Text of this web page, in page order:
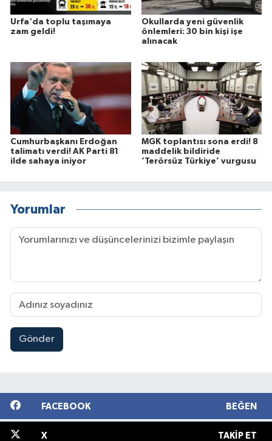
Urfa'da toplu taşımaya
zam geldi!
Okullarda yeni güvenlik
önlemleri: 30 bin kişi işe
alınacak
Cumhurbaşkanı Erdoğan
talimatı verdi! AK Parti 81
ilde sahaya iniyor
MGK toplantısı sona erdi! 8
maddelik bildiride
‘Terörsüz Türkiye’ vurgusu
Yorumlar
Gönder
FACEBOOK BEĞEN
X TAKIP ET